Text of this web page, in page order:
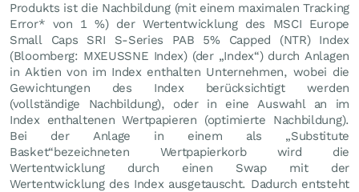
Produkts ist die Nachbildung (mit einem maximalen Tracking
Error* von 1 %) der Wertentwicklung des MSCI Europe
Small Caps SRI S-Series PAB 5% Capped (NTR) Index
(Bloomberg: MXEUSSNE Index) (der „Index“) durch Anlagen
in Aktien von im Index enthalten Unternehmen, wobei die
Gewichtungen des Index berücksichtigt werden
(vollständige Nachbildung), oder in eine Auswahl an im
Index enthaltenen Wertpapieren (optimierte Nachbildung).
Bei der Anlage in einem als „Substitute
Basket“bezeichneten Wertpapierkorb wird die
Wertentwicklung durch einen Swap mit der
Wertentwicklung des Index ausgetauscht. Dadurch entsteht